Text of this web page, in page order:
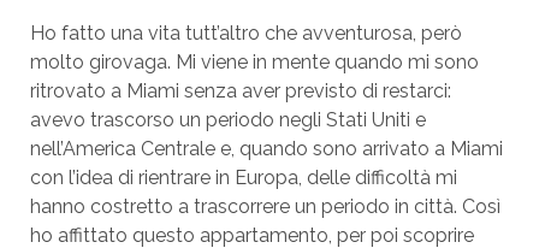
Ho fatto una vita tutt’altro che avventurosa, però
molto girovaga. Mi viene in mente quando mi sono
ritrovato a Miami senza aver previsto di restarci:
avevo trascorso un periodo negli Stati Uniti e
nell’America Centrale e, quando sono arrivato a Miami
con l’idea di rientrare in Europa, delle difficoltà mi
hanno costretto a trascorrere un periodo in città. Così
ho affittato questo appartamento, per poi scoprire